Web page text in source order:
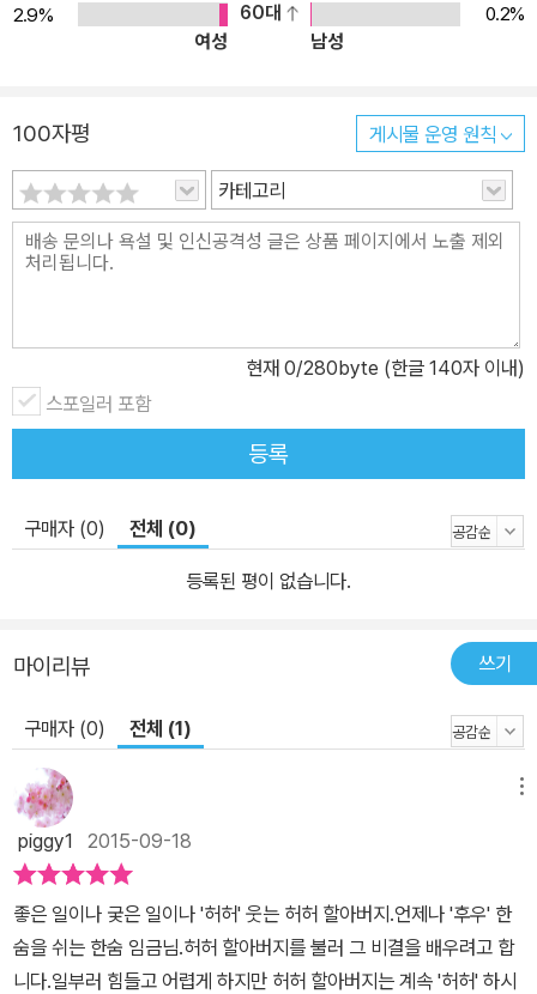
데에는, 뭔가 꿍꿍이가 있어 보이지요. 아니나 다를까, 뱃사공이 몸을
기우뚱하는 바람에, 가락지는 강물에 풍덩 빠지고 맙니다. 한양에서
니, 할아버지는 미안해하는 사공을 달래 놓고 허허 웃으며 배에서 내
립니다. 속이 편해도 편해도 너무 편한 서방님 덕분에 할머니는 몸져
눕고, 할머니 건사가 우선이라며 할아버지가 잡아다 내어놓은 잉어
뱃속에서 천만다행히도 잃어버린 가락지가 나옵니다. 정말 웃어서 복
이 온 걸까요? 웃는 사람은 하늘도 도운 걸까요? 그보다는 매사에 긍
울 게 없어 보여도, 마음에 여유가 있고 마음가짐이 안정된 사람들이
있습니다. 걱정할 일에도 전전긍긍하지 않으니, 꼭 근심 걱정이 알아
서 피해 주는 것처럼 보입니다. 이 책의 주인공, 허허 할아버지가 그렇
습니다. 할아버지는 임금님의 시험을 잘 이겨내고 도리어 임금님을
닌 마음이라고 말하는 옛이야기입니다. 한 번쯤 짚어봐야 할 ‘삶의 태
도’을 다룬 그림책 일반적으로 욕심과 집착은 현대 사회에서 삶을 살
아가는 추동력으로 받아들여지곤 합니다. 이런 시선에서 허허 할아버
도 있습니다. 성취욕도 별로 없어 보이니, 자칫 뒤처지기에 좋은 인물
로 바라볼 수도 있습니다. 어느 정도의 욕심은 삶을 살아 있게 하는 데
에 필요하기도 합니다. 다만, 지금 우리는 어떻게 살고 있는지 되짚어
볼일입니다. 욕심이 너무 넘치고 있지는 않은지, 그래서 현재의 내 삶
을 매번 더 좋게 더 좋게 바꾸어야 한다고 생각하고 있지는 않은지, 그
래서 행복한 현재를 살고 있지는 않으면서 행복한 미래만 꿈꾸고 있
지는 않은지 한 번쯤 짚어볼 일입니다. 나이 든 어른이 그러하다면, 나
이 어린 아이들도 자연스레 그 길을 밟아 나갈 겁니다. 평온하고 안락
하고 따뜻한 마음, 나도 웃고 남도 웃을 수 있는 마음을 불러오는 일이
그리 어렵지만은 않을 거라고, 그림책이 이야기합니다.
2.9%
60대
0.2%
여성
남성
100자평 게시물 운영 원칙
카테고리
현재 0/280byte (한글 140자 이내)
스포일러 포함
등록
구매자 (0) 전체 (0)
등록된 평이 없습니다.
마이리뷰 쓰기
구매자 (0) 전체 (1)
piggy1 2015-09-18
좋은 일이나 궂은 일이나 '허허' 웃는 허허 할아버지.언제나 '후우' 한
숨을 쉬는 한숨 임금님.허허 할아버지를 불러 그 비결을 배우려고 합
니다.일부러 힘들고 어렵게 하지만 허허 할아버지는 계속 '허허' 하시